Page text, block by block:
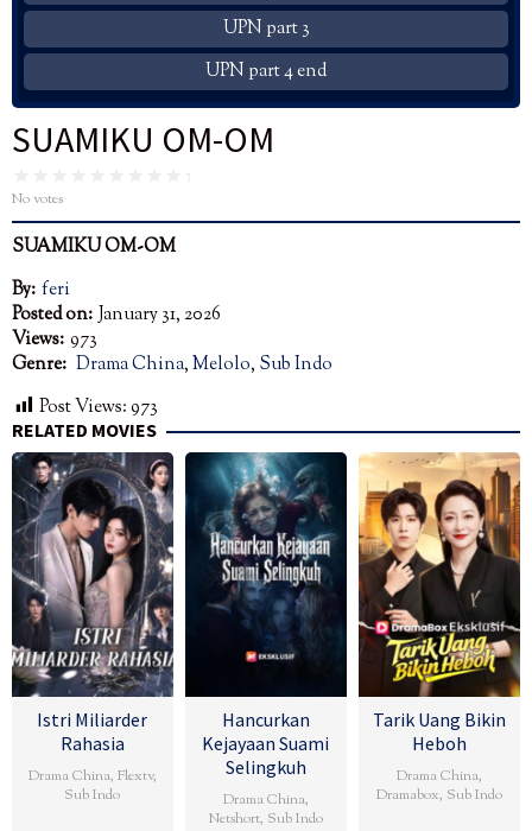
UPN part 3
UPN part 4 end
SUAMIKU OM-OM
No votes
SUAMIKU OM-OM
By: feri
Posted on: January 31, 2026
Views: 973
Genre: Drama China,Melolo, Sub Indo
Post Views:973
RELATED MOVIES
Istri Miliarder
Rahasia
Drama China, Flextv,
Sub Indo
Hancurkan
Kejayaan Suami
Selingkuh
Drama China,
Netshort, Sub Indo
Tarik Uang Bikin
Heboh
Drama China,
Dramabox, Sub Indo